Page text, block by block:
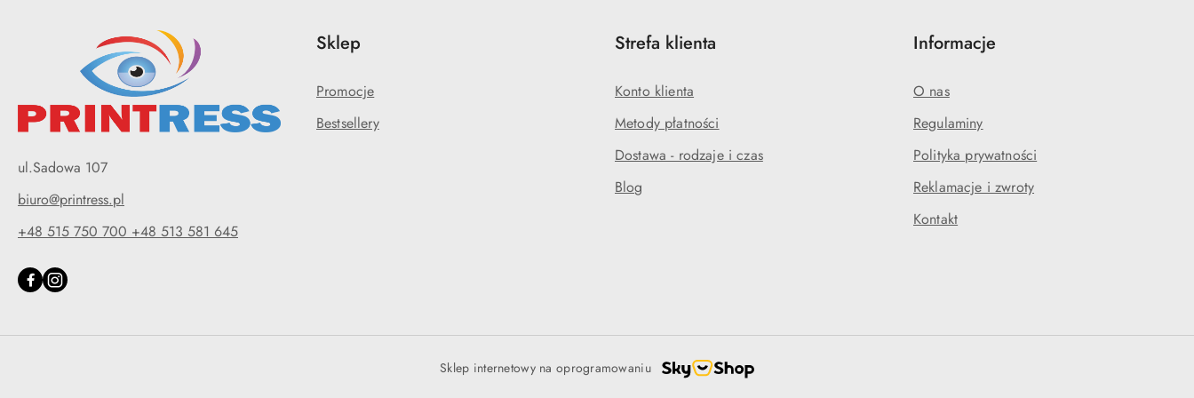
ul.Sadowa 107
biuro@printress.pl
+48 515 750 700 +48 513 581 645
Sklep
Promocje
Bestsellery
Strefa klienta
Konto klienta
Metody płatności
Dostawa - rodzaje i czas
Blog
Informacje
O nas
Regulaminy
Polityka prywatności
Reklamacje i zwroty
Kontakt
Sklep internetowy na oprogramowaniu